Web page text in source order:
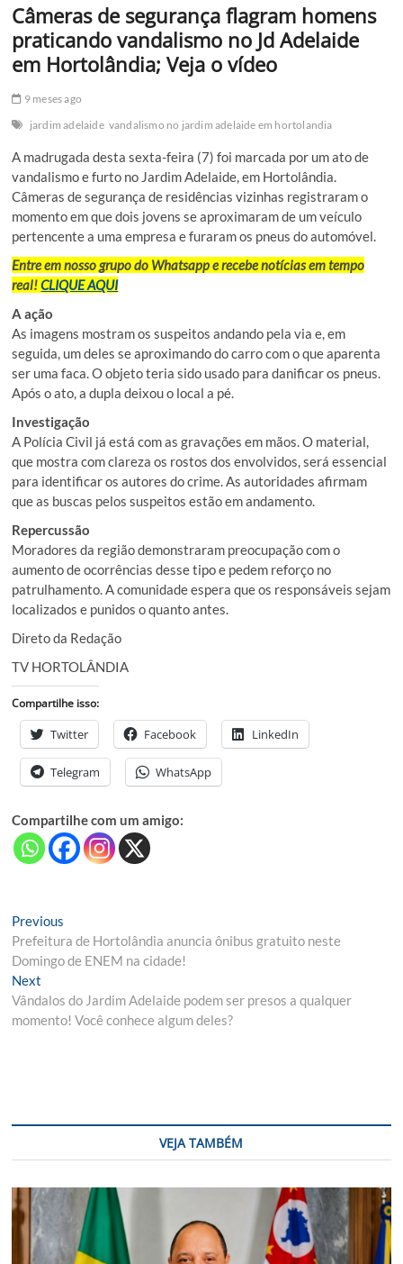
Câmeras de segurança flagram homens
praticando vandalismo no Jd Adelaide
em Hortolândia; Veja o vídeo
9 meses ago
jardim adelaide vandalismo no jardim adelaide em hortolandia
A madrugada desta sexta-feira (7) foi marcada por um ato de
vandalismo e furto no Jardim Adelaide, em Hortolândia.
Câmeras de segurança de residências vizinhas registraram o
momento em que dois jovens se aproximaram de um veículo
pertencente a uma empresa e furaram os pneus do automóvel.
Entre em nosso grupo do Whatsapp e recebe notícias em tempo
real!CLIQUE AQUI
A ação
As imagens mostram os suspeitos andando pela via e, em
seguida, um deles se aproximando do carro com o que aparenta
ser uma faca. O objeto teria sido usado para danificar os pneus.
Após o ato, a dupla deixou o local a pé.
Investigação
A Polícia Civil já está com as gravações em mãos. O material,
que mostra com clareza os rostos dos envolvidos, será essencial
para identificar os autores do crime. As autoridades afirmam
que as buscas pelos suspeitos estão em andamento.
Repercussão
Moradores da região demonstraram preocupação com o
aumento de ocorrências desse tipo e pedem reforço no
patrulhamento. A comunidade espera que os responsáveis sejam
localizados e punidos o quanto antes.
Direto da Redação
TV HORTOLÂNDIA
Compartilhe isso:
Twitter Facebook LinkedIn
Telegram WhatsApp
Compartilhe com um amigo:
Navegação
de
Post
Previous
post:
Prefeitura de Hortolândia anuncia ônibus gratuito neste
Domingo de ENEM na cidade!
Next
post:
Vândalos do Jardim Adelaide podem ser presos a qualquer
momento! Você conhece algum deles?
VEJA TAMBÉM